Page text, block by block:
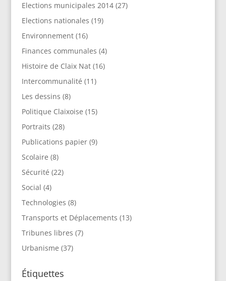
Elections municipales 2014(27)
Elections nationales (19)
Environnement(16)
Finances communales (4)
Histoire de Claix Nat(16)
Intercommunalité (11)
Les dessins (8)
Politique Claixoise (15)
Portraits (28)
Publications papier(9)
Scolaire (8)
Sécurité (22)
Social (4)
Technologies (8)
Transports et Déplacements (13)
Tribunes libres (7)
Urbanisme (37)
Étiquettes